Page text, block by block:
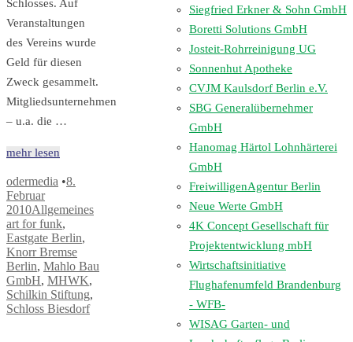
Schlosses. Auf
Veranstaltungen
des Vereins wurde
Geld für diesen
Zweck gesammelt.
Mitgliedsunternehmen
– u.a. die …
mehr lesen
odermedia •8.
Februar
2010Allgemeines
art for funk,
Eastgate Berlin,
Knorr Bremse
Berlin, Mahlo Bau
GmbH, MHWK,
Schilkin Stiftung,
Schloss Biesdorf
Siegfried Erkner & Sohn GmbH
Boretti Solutions GmbH
Josteit-Rohrreinigung UG
Sonnenhut Apotheke
CVJM Kaulsdorf Berlin e.V.
SBG Generalübernehmer
GmbH
Hanomag Härtol Lohnhärterei
GmbH
FreiwilligenAgentur Berlin
Neue Werte GmbH
4K Concept Gesellschaft für
Projektentwicklung mbH
Wirtschaftsinitiative
Flughafenumfeld Brandenburg
- WFB-
WISAG Garten- und